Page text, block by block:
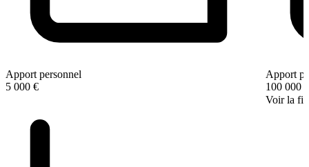
Apport personnel
5 000 €
Apport
100 000 €
Voir la